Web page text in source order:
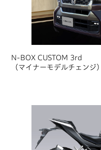
N-BOX CUSTOM 3rd
（マイナーモデルチェンジ）